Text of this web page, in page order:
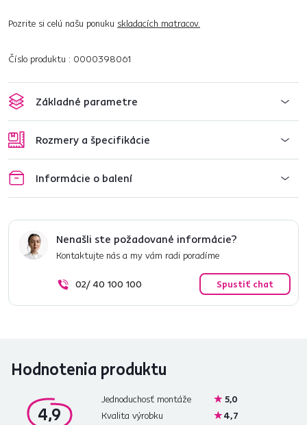
Pozrite si celú našu ponuku skladacích matracov.
Číslo produktu : 0000398061
Základné parametre
Rozmery a špecifikácie
Informácie o balení
Nenašli ste požadované informácie?
Kontaktujte nás a my vám radi poradíme
02/ 40 100 100 Spustiť chat
Hodnotenia produktu
4,9
Jednoduchosť montáže
5,0
Kvalita výrobku
4,7